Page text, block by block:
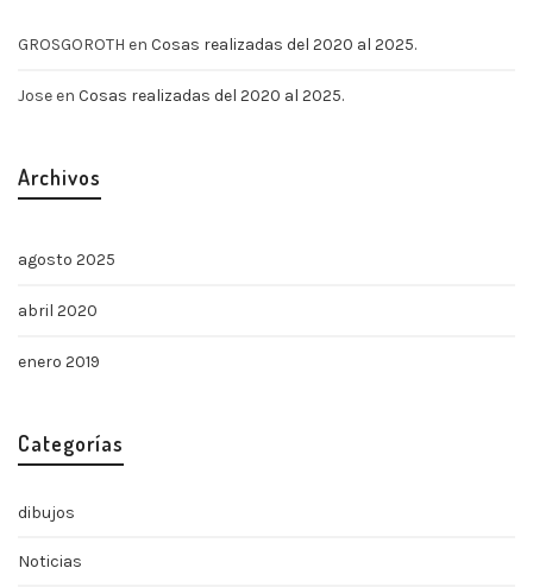
GROSGOROTH en Cosas realizadas del 2020 al 2025.
Jose en Cosas realizadas del 2020 al 2025.
Archivos
agosto 2025
abril 2020
enero 2019
Categorías
dibujos
Noticias